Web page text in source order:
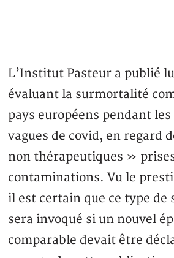
L’Institut Pasteur a publié
évaluant la surmortalité
pays européens pendant
vagues de covid, en regard
non thérapeutiques »
contaminations. Vu le
il est certain que ce type de
sera invoqué si un nouvel
comparable devait être